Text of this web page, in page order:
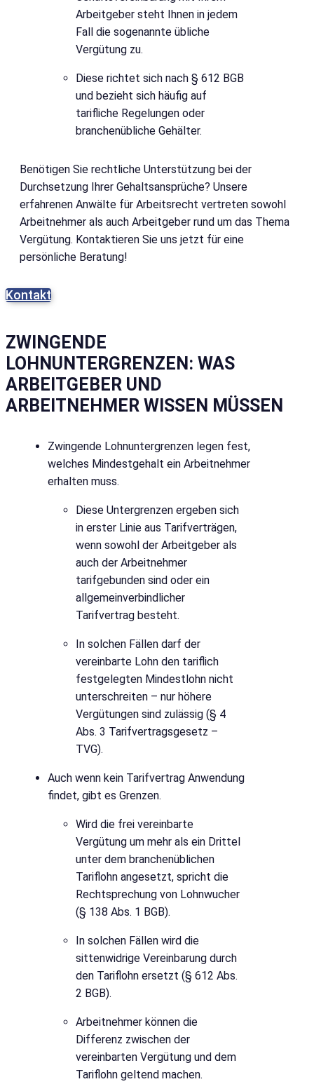
Arbeitgeber steht Ihnen in jedem
Fall die sogenannte übliche
Vergütung zu.
Diese richtet sich nach § 612 BGB
und bezieht sich häufig auf
tarifliche Regelungen oder
branchenübliche Gehälter.
Benötigen Sie rechtliche Unterstützung bei der
Durchsetzung Ihrer Gehaltsansprüche? Unsere
erfahrenen Anwälte für Arbeitsrecht vertreten sowohl
Arbeitnehmer als auch Arbeitgeber rund um das Thema
Vergütung. Kontaktieren Sie uns jetzt für eine
persönliche Beratung!
Kontakt
ZWINGENDE
LOHNUNTERGRENZEN: WAS
ARBEITGEBER UND
ARBEITNEHMER WISSEN MÜSSEN
Zwingende Lohnuntergrenzen legen fest,
welches Mindestgehalt ein Arbeitnehmer
erhalten muss.
Diese Untergrenzen ergeben sich
in erster Linie aus Tarifverträgen,
wenn sowohl der Arbeitgeber als
auch der Arbeitnehmer
tarifgebunden sind oder ein
allgemeinverbindlicher
Tarifvertrag besteht.
In solchen Fällen darf der
vereinbarte Lohn den tariflich
festgelegten Mindestlohn nicht
unterschreiten – nur höhere
Vergütungen sind zulässig (§ 4
Abs. 3 Tarifvertragsgesetz –
TVG).
Auch wenn kein Tarifvertrag Anwendung
findet, gibt es Grenzen.
Wird die frei vereinbarte
Vergütung um mehr als ein Drittel
unter dem branchenüblichen
Tariflohn angesetzt, spricht die
Rechtsprechung von Lohnwucher
(§ 138 Abs. 1 BGB).
In solchen Fällen wird die
sittenwidrige Vereinbarung durch
den Tariflohn ersetzt (§ 612 Abs.
2 BGB).
Arbeitnehmer können die
Differenz zwischen der
vereinbarten Vergütung und dem
Tariflohn geltend machen.